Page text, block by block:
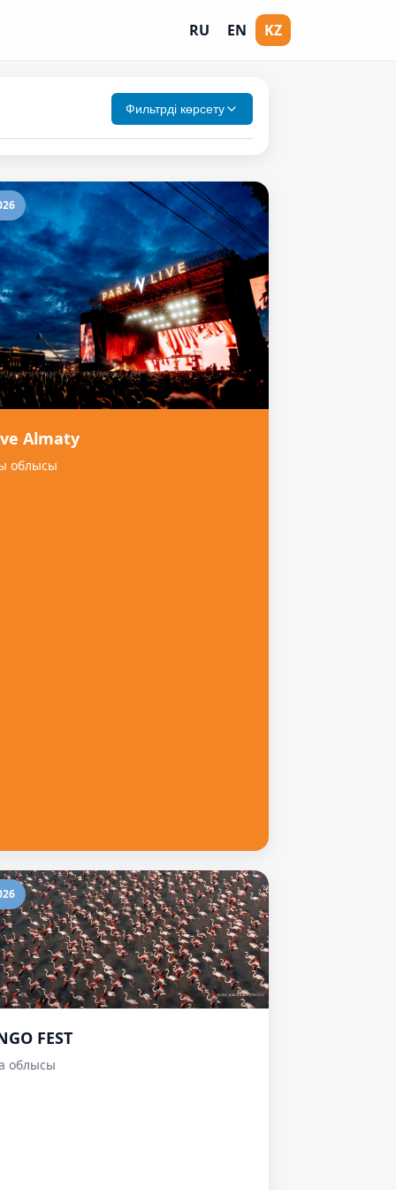
RU EN KZ
Фильтрді көрсету
Almaty
облысы
FEST
облысы